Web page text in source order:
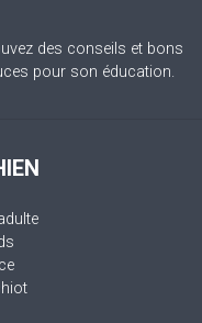
des conseils et bons
pour son éducation.